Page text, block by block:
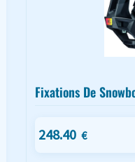
Fixations De
248.40 €